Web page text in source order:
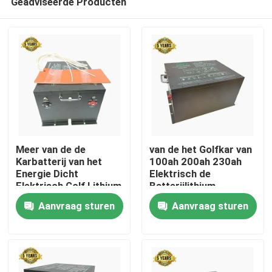
Huis
Ongeveer ons
Meer van de de
Karbatterij van het
Energie Dicht
Elektrisch Golf Lithium
Ionen51.2v 155Ah
7936WhAanvraag sturen
van de het Golfkar van
100ah 200ah 230ah
Elektrisch de
Batterijlithium
Ionen7936wh Meer
EnergieAanvraag sturen